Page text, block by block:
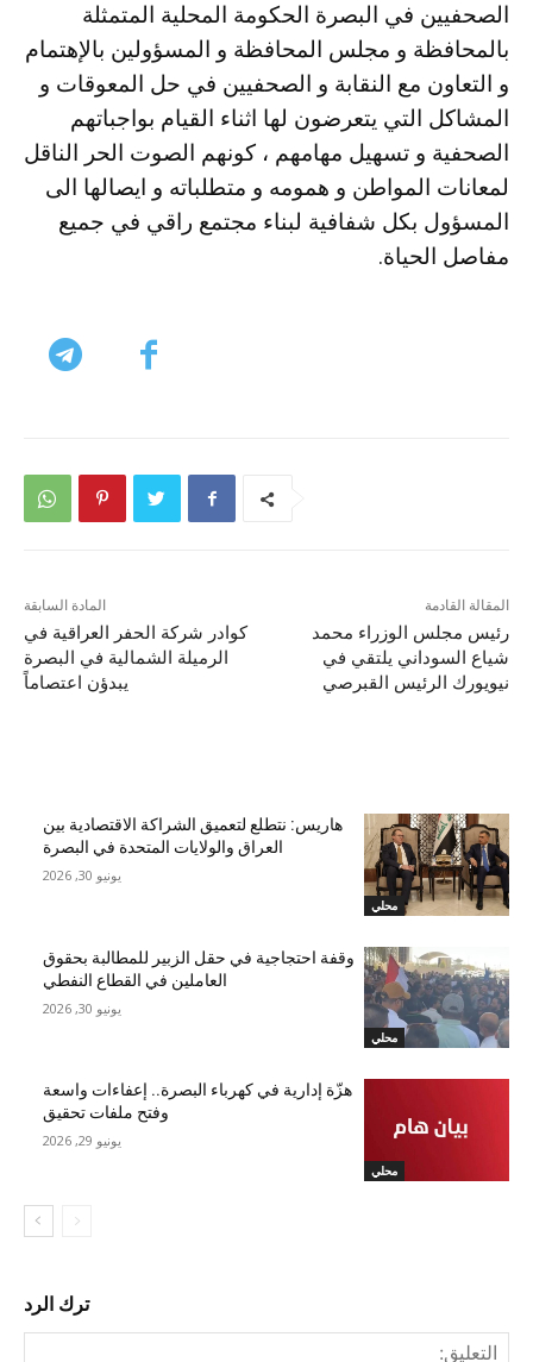
الصحفيين في البصرة الحكومة المحلية المتمثلة
بالمحافظة و مجلس المحافظة و المسؤولين بالإهتمام
و التعاون مع النقابة و الصحفيين في حل المعوقات و
المشاكل التي يتعرضون لها اثناء القيام بواجباتهم
الصحفية و تسهيل مهامهم ، كونهم الصوت الحر الناقل
لمعانات المواطن و همومه و متطلباته و ايصالها الى
المسؤول بكل شفافية لبناء مجتمع راقي في جميع
مفاصل الحياة.
المادة السابقة
كوادر شركة الحفر العراقية في
الرميلة الشمالية في البصرة
يبدؤن اعتصاماً
المقالة القادمة
رئيس مجلس الوزراء محمد
شياع السوداني يلتقي في
نيويورك الرئيس القبرصي
محلي
هاريس: نتطلع لتعميق الشراكة الاقتصادية بين
العراق والولايات المتحدة في البصرة
يونيو 30, 2026
محلي
وقفة احتجاجية في حقل الزبير للمطالبة بحقوق
العاملين في القطاع النفطي
يونيو 30, 2026
محلي
هزّة إدارية في كهرباء البصرة.. إعفاءات واسعة
وفتح ملفات تحقيق
يونيو 29, 2026
ترك الرد